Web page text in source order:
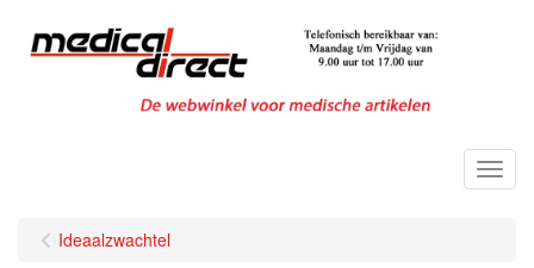
Menu
Ideaalzwachtel